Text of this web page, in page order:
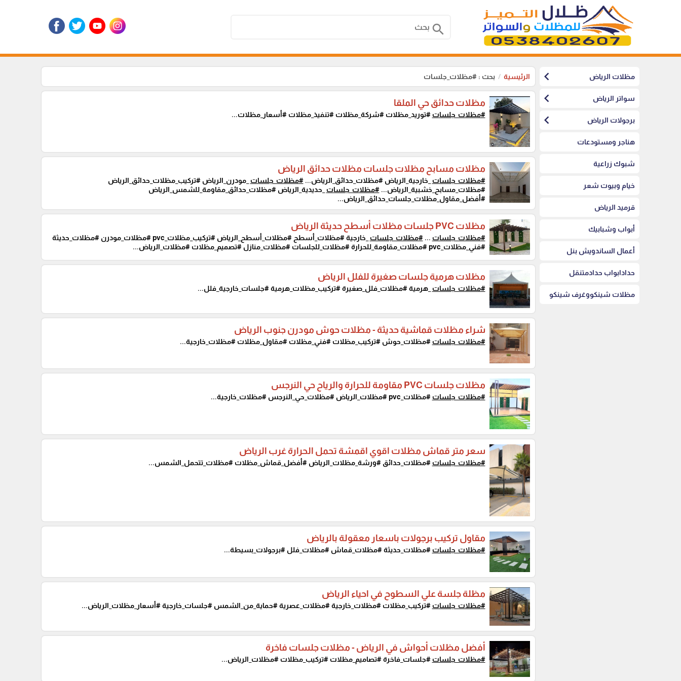
search
مظلات الرياض chevron_left
سواتر الرياض chevron_left
برجولات الرياض chevron_left
هناجر ومستودعات
شبوك زراعية
خيام وبيوت شعر
قرميد الرياض
أبواب وشبابيك
أعمال الساندويش بنل
حدادابواب حدادمتنقل
مظلات شينكووغرف شينكو
الرئيسية بحث : #مظلات_جلسات
مظلات حدائق حي الملقا
#مظلات_جلسات #توريد_مظلات #شركة_مظلات #تنفيذ_مظلات #أسعار_مظلات...
مظلات مسابح مظلات جلسات مظلات حدائق الرياض
#مظلات_جلسات _خارجية_الرياض #مظلات_حدائق_الرياض...#مظلات_جلسات _مودرن_الرياض #تركيب_مظلات_حدائق_الرياض
#مظلات_مسابح_خشبية_الرياض...#مظلات_جلسات _حديدية_الرياض #مظلات_حدائق_مقاومة_للشمس_الرياض
#أفضل_مقاول_مظلات_جلسات_حدائق_الرياض...
مظلات PVC جلسات مظلات أسطح حديثة الرياض
#مظلات_جلسات ...#مظلات_جلسات
_خارجية #مظلات_أسطح #مظلات_أسطح_الرياض #تركيب_مظلات_pvc #مظلات_مودرن #مظلات_حديثة
#فني_مظلات_pvc #مظلات_مقاومة_للحرارة #مظلات_للجلسات #مظلات_منازل #تصميم_مظلات #مظلات_الرياض...
مظلات هرمية جلسات صغيرة للفلل الرياض
#مظلات_جلسات _هرمية #مظلات_فلل_صغيرة #تركيب_مظلات_هرمية #جلسات_خارجية_فلل...
شراء مظلات قماشية حديثة - مظلات حوش مودرن جنوب الرياض
#مظلات_جلسات #مظلات_حوش #تركيب_مظلات #فني_مظلات #مقاول_مظلات #مظلات_خارجية...
مظلات جلسات PVC مقاومة للحرارة والرياح حي النرجس
#مظلات_جلسات #مظلات_pvc #مظلات_الرياض #مظلات_حي_النرجس #مظلات_خارجية...
سعر متر قماش مظلات اقوي اقمشة تحمل الحرارة غرب الرياض
#مظلات_جلسات #مظلات_حدائق #ورشة_مظلات_الرياض #أفضل_قماش_مظلات #مظلات_تتحمل_الشمس...
مقاول تركيب برجولات باسعار معقولة بالرياض
#مظلات_جلسات #مظلات_حديثة #مظلات_قماش #مظلات_فلل #برجولات_بسيطة...
مظلة جلسة علي السطوح في احياء الرياض
#مظلات_جلسات #تركيب_مظلات #مظلات_خارجية #مظلات_عصرية #حماية_من_الشمس #جلسات_خارجية #أسعار_مظلات_الرياض...
أفضل مظلات أحواش في الرياض - مظلات جلسات فاخرة
#مظلات_جلسات #جلسات_فاخرة #تصاميم_مظلات #تركيب_مظلات #مظلات_الرياض...